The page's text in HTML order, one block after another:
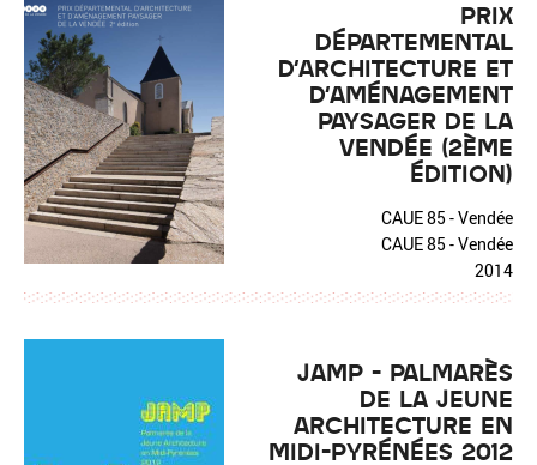
PRIX
DÉPARTEMENTAL
D'ARCHITECTURE ET
D'AMÉNAGEMENT
PAYSAGER DE LA
VENDÉE (2ÈME
ÉDITION)
CAUE 85 - Vendée
CAUE 85 - Vendée
2014
JAMP - PALMARÈS
DE LA JEUNE
ARCHITECTURE EN
MIDI-PYRÉNÉES 2012